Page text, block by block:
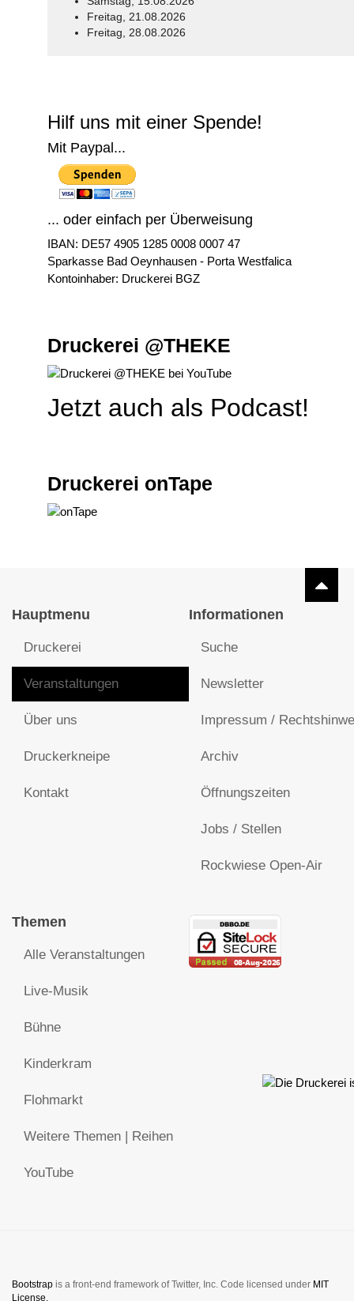
Freitag, 21.08.2026
Freitag, 28.08.2026
Hilf uns mit einer Spende!
Mit Paypal...
... oder einfach per Überweisung
IBAN: DE57 4905 1285 0008 0007 47
Sparkasse Bad Oeynhausen - Porta Westfalica
Kontoinhaber: Druckerei BGZ
Druckerei @THEKE
Jetzt auch als Podcast!
Druckerei onTape
Hauptmenu
Druckerei
Veranstaltungen
Über uns
Druckerkneipe
Kontakt
Informationen
Suche
Newsletter
Impressum /
Archiv
Öffnungszeiten
Jobs / Stellen
Rockwiese Open-Air
Themen
Alle Veranstaltungen
Live-Musik
Bühne
Kinderkram
Flohmarkt
Weitere Themen | Reihen
YouTube
Bootstrap is a front-end framework of Twitter, Inc. Code licensed under MIT
License.